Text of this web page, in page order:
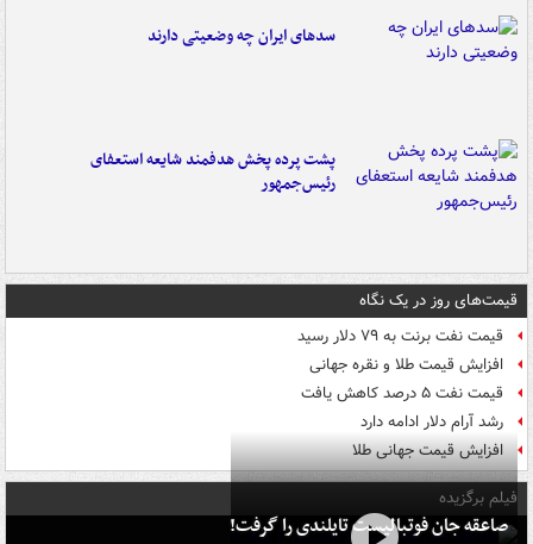
سدهای ایران چه وضعیتی دارند
پشت پرده پخش هدفمند شایعه استعفای
رئیس‌جمهور
قیمت‌های روز در یک نگاه
قیمت نفت برنت به ۷۹ دلار رسید
افزایش قیمت طلا و نقره جهانی
قیمت نفت ۵ درصد کاهش یافت
رشد آرام دلار ادامه دارد
افزایش قیمت جهانی طلا
فیلم برگزیده
صاعقه جان فوتبالیست تایلندی را گرفت!